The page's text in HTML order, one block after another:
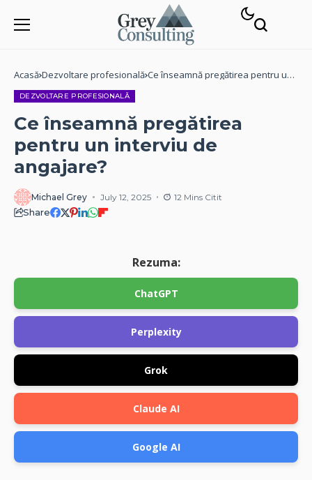
Acasă Dezvoltare profesională Ce înseamnă pregătirea pentru un
interviu de angajare?
DEZVOLTARE PROFESIONALĂ
Ce înseamnă pregătirea
pentru un interviu de
angajare?
Michael Grey July 12, 2025 12 Mins Citit
Share
Rezuma:
ChatGPT
Perplexity
Grok
Claude AI
Google AI